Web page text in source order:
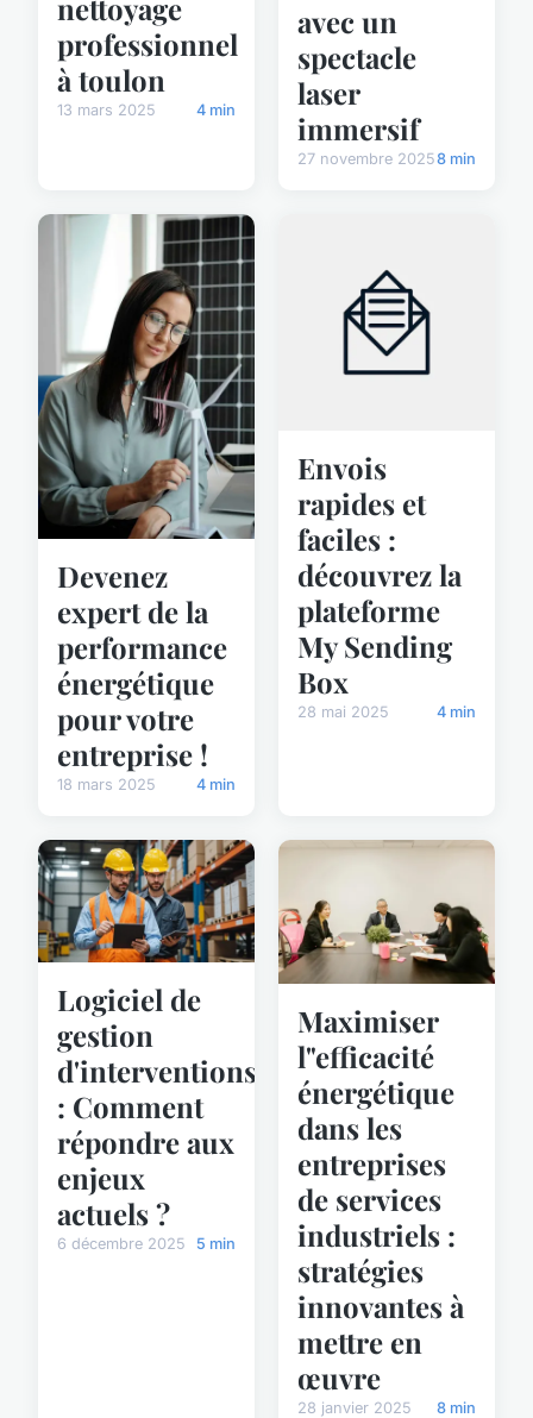
nettoyage
professionnel
à toulon
13 mars 2025 4 min
avec un
spectacle
laser
immersif
27 novembre 20258 min
Devenez
expert de la
performance
énergétique
pour votre
entreprise !
18 mars 2025 4 min
Envois
rapides et
faciles :
découvrez la
plateforme
My Sending
Box
28 mai 2025 4 min
Logiciel de
gestion
d'interventions
: Comment
répondre aux
enjeux
actuels ?
6 décembre 2025 5 min
Maximiser
l"efficacité
énergétique
dans les
entreprises
de services
industriels :
stratégies
innovantes à
mettre en
œuvre
28 janvier 2025 8 min